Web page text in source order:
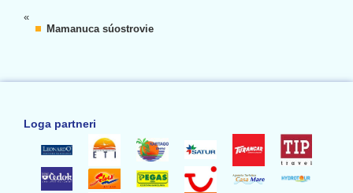
«
Mamanuca súostrovie
Loga partneri